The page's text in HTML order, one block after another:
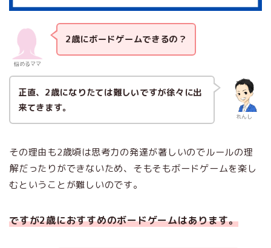
悩めるママ
2歳にボードゲームできるの？
れんし
正直、2歳になりたては難しいですが徐々に出
来てきます。
その理由も2歳頃は思考力の発達が著しいのでルールの理
解だったりができないため、そもそもボードゲームを楽し
むということが難しいのです。
ですが2歳におすすめのボードゲームはあります。